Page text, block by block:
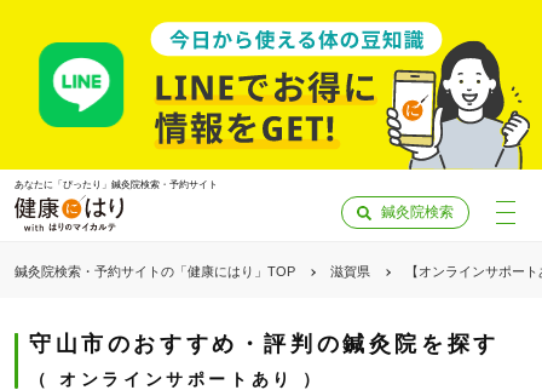
あなたに「ぴったり」鍼灸院検索・予約サイト
鍼灸院検索
鍼灸院検索・予約サイトの「健康にはり」TOP 滋賀県 【オンラインサポー
守山市のおすすめ・評判の鍼灸院を探す
オンラインサポートあり